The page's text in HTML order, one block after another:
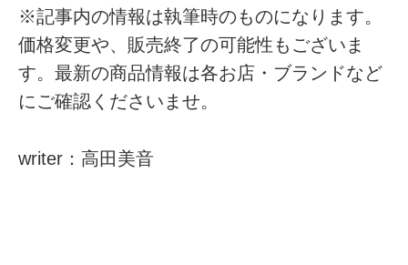
※記事内の情報は執筆時のものになります。
価格変更や、販売終了の可能性もございま
す。最新の商品情報は各お店・ブランドなど
にご確認くださいませ。
writer：高田美音